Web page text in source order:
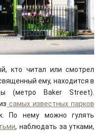
кто читал или смотрел
ему, находится в
(метро Baker Street).
самых известных парков
По нему можно гулять
, наблюдать за утками,